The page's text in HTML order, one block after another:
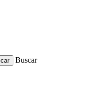
Buscar